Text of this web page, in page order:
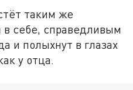
таким же
себе, справедливым
и полыхнут в глазах
у отца.